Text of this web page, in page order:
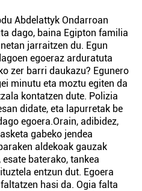
Abdelattyk Ondarroan
dago, baina Egipton familia
jarraitzen du. Egun
egoeraz arduratuta
zer barri daukazu? Egunero
minutu eta moztu egiten da
kontatzen dute. Polizia
didate, eta lapurretak be
egoera.Orain, adibidez,
gabeko jendea
aldekoak gauzak
baterako, tankea
entzun dut. Egoera
hasi da. Ogia falta